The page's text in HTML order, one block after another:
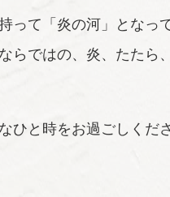
って「炎の河」となっ
らではの、炎、たたら
ひと時をお過ごしくださ